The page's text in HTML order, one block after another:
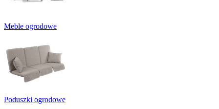
Meble ogrodowe
Poduszki ogrodowe